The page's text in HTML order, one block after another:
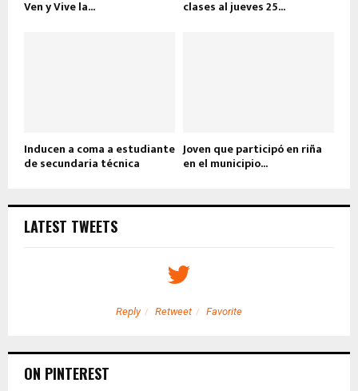
Ven y Vive la... clases al jueves 25...
Inducen a coma a estudiante
de secundaria técnica
Joven que participó en riña
en el municipio...
LATEST TWEETS
Reply Retweet Favorite
ON PINTEREST